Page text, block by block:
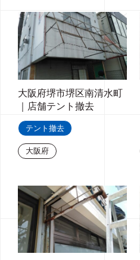
大阪府堺市堺区南清水町
｜店舗テント撤去
テント撤去
大阪府